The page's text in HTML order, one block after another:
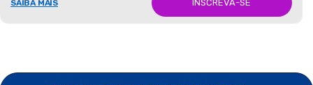
SAIBA MAIS INSCREVA-SE